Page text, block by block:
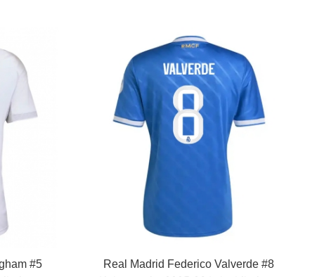
#5
Real Madrid Federico Valverde #8